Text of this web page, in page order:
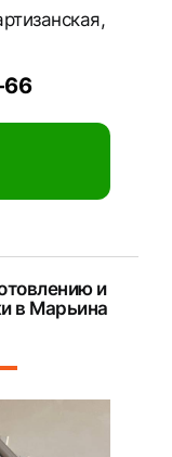
66
и
в Марьина